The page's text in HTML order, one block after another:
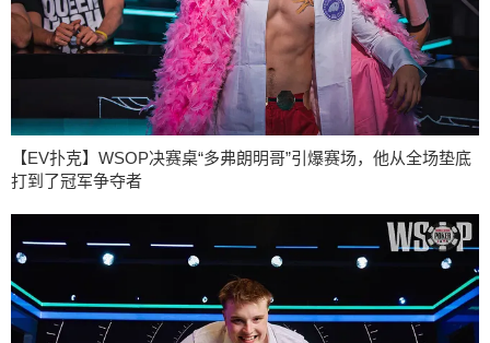
【EV扑克】WSOP决赛桌“多弗朗明哥”引爆赛场，他从全场垫底
打到了冠军争夺者